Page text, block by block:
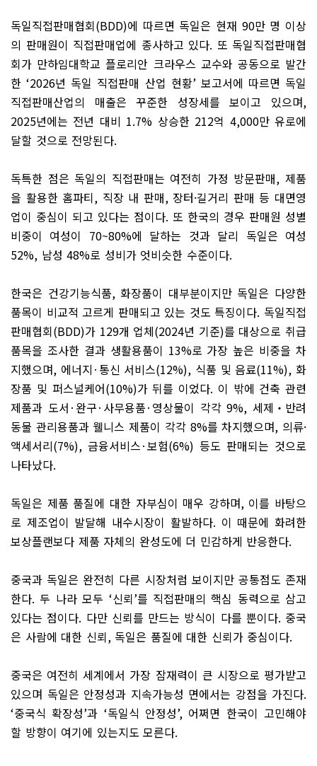
독일직접판매협회(BDD)에 따르면 독일은 현재 90만 명 이상
의 판매원이 직접판매업에 종사하고 있다. 또 독일직접판매협
회가 만하임대학교 플로리안 크라우스 교수와 공동으로 발간
한‘2026년 독일 직접판매 산업 현황’ 보고서에 따르면 독일
직접판매산업의 매출은 꾸준한 성장세를 보이고 있으며,
2025년에는 전년 대비 1.7% 상승한 212억 4,000만 유로에
달할 것으로 전망된다.
독특한 점은 독일의 직접판매는 여전히 가정 방문판매,제품
을 활용한 홈파티, 직장 내 판매, 장터·길거리 판매 등 대면영
업이 중심이 되고 있다는 점이다. 또 한국의 경우 판매원 성별
비중이 여성이 70~80%에 달하는 것과 달리 독일은 여성
52%, 남성 48%로 성비가 엇비슷한 수준이다.
한국은 건강기능식품, 화장품이 대부분이지만 독일은 다양한
품목이 비교적 고르게 판매되고 있는 것도 특징이다. 독일직접
판매협회(BDD)가 129개 업체(2024년 기준)를 대상으로 취급
품목을 조사한 결과 생활용품이 13%로 가장 높은 비중을 차
지했으며, 에너지 · 통신 서비스(12%), 식품 및 음료(11%), 화
장품 및 퍼스널케어(10%)가 뒤를 이었다. 이 밖에 건축 관련
제품과 도서 · 완구· 사무용품· 영상물이 각각9%, 세제 ‧ 반려
동물 관리용품과 웰니스 제품이 각각 8%를 차지했으며, 의류·
액세서리(7%), 금융서비스·보험(6%) 등도 판매되는 것으로
나타났다.
독일은 제품 품질에 대한 자부심이 매우 강하며, 이를 바탕으
로 제조업이 발달해 내수시장이 활발하다. 이 때문에 화려한
보상플랜보다 제품 자체의 완성도에 더 민감하게 반응한다.
중국과 독일은 완전히 다른 시장처럼 보이지만 공통점도 존재
한다. 두 나라 모두 ‘신뢰’를 직접판매의 핵심 동력으로 삼고
있다는 점이다. 다만 신뢰를 만드는 방식이 다를 뿐이다. 중국
은 사람에 대한 신뢰, 독일은 품질에 대한 신뢰가 중심이다.
중국은 여전히 세계에서 가장 잠재력이 큰 시장으로 평가받고
있으며 독일은 안정성과 지속가능성 면에서는 강점을 가진다.
‘중국식 확장성’과 ‘독일식 안정성’, 어쩌면 한국이 고민해야
할 방향이 여기에 있는지도 모른다.